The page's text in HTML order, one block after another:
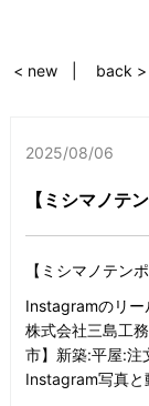
< new back >
2025/08/06
【ミシマノテ
【ミシマノテン
Instagramのリー
株式会社三島工
市】新築:平屋:注
Instagram写真と